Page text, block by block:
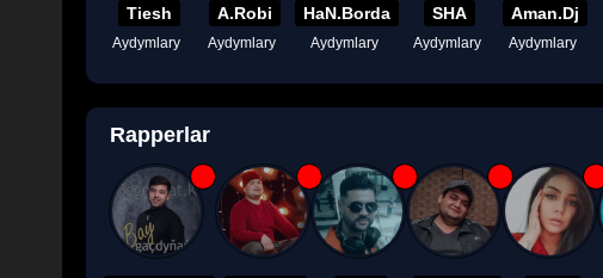
Tiesh
Aydymlary
A.Robi
Aydymlary
HaN.Borda
Aydymlary
SHA
Aydymlary
Aman.Dj
Aydymlary
Rapperlar